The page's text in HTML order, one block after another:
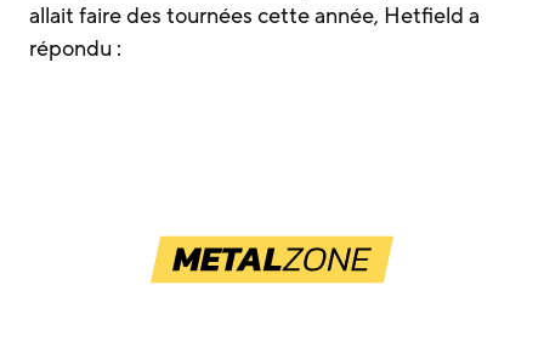
allait faire des tournées cette année, Hetfield a
répondu :